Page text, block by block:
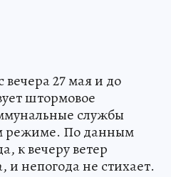
27 мая и до
штормовое
службы
режиме. По данным
к вечеру ветер
и непогода не стихает.